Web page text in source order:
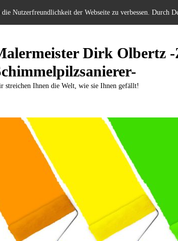
Nutzerfreundlichkeit der Webseite zu verbessen. Durch
Dirk Olbertz
streichen Ihnen die Welt, wie sie Ihnen gefällt!